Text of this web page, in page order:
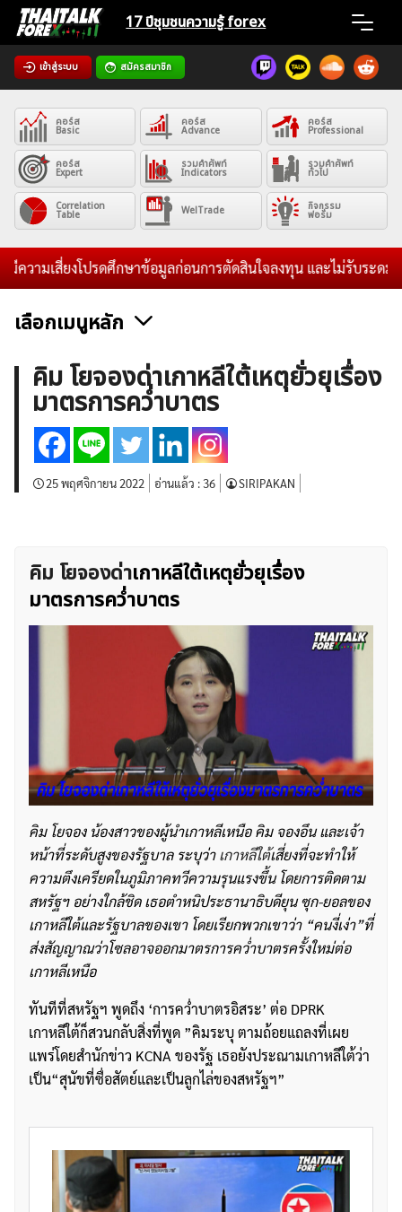
Skip
content
17 ปีชุมชนความรู้ forex
เข้าสู่ระบบ สมัครสมาชิก
Home
News
Articles
VPS Register
ค้นหา
สำหรับ:
คอร์ส
Basic
คอร์ส
Advance
คอร์ส
Professional
คอร์ส
Expert
รวมคำศัพท์
Indicators
รวมคำศัพท์
ทั่วไป
Correlation
Table WelTrade กิจกรรม
ฟอรั่ม
ามเสี่ยงโปรดศึกษาข้อมูลก่อนการตัดสินใจลงทุน และไม่รับระดมทุนใ
เลือกเมนูหลัก
ข่าวฟอเร็กซ์และสกุลเงิน คริปโตเคอร์เรนซี
ฟรีซิกแนล รายวัน
บทวิเคราะห์
เศรษฐกิจทั่วไป ดัชนี-หุ้น
สินค้าโภคภัณฑ์
โบรกเกอร์ FX
โปรโมชั่น Forex
กองทุน Forex
ฟรี EA
คิม โยจองด่าเกาหลีใต้เหตุยั่วยุเรื่อง
มาตรการคว่ำบาตร
25 พฤศจิกายน 2022 อ่านแล้ว :36 SIRIPAKAN
คิม โยจองด่าเกาหลีใต้เหตุยั่วยุเรื่อง
มาตรการคว่ำบาตร
คิม โยจอง น้องสาวของผู้นำเกาหลีเหนือ คิม จองอึน และเจ้า
หน้าที่ระดับสูงของรัฐบาล ระบุว่าเกาหลีใต้เสี่ยงที่จะทำให้
ความตึงเครียดในภูมิภาคทวีความรุนแรงขึ้น โดยการติดตาม
สหรัฐฯ อย่างใกล้ชิด เธอตำหนิประธานาธิบดียุน ซุก-ยอลของ
เกาหลีใต้และรัฐบาลของเขา โดยเรียกพวกเขาว่า “คนงี่เง่า”ที่
ส่งสัญญาณว่าโซลอาจออกมาตรการคว่ำบาตรครั้งใหม่ต่อ
เกาหลีเหนือ
ทันทีที่สหรัฐฯ พูดถึง ‘การคว่ำบาตรอิสระ’ ต่อ DPRK
เกาหลีใต้ก็สวนกลับสิ่งที่พูด ”คิมระบุ ตามถ้อยแถลงที่เผย
แพร่โดยสำนักข่าว KCNA ของรัฐ เธอยังประณามเกาหลีใต้ว่า
เป็น“สุนัขที่ซื่อสัตย์และเป็นลูกไล่ของสหรัฐฯ”